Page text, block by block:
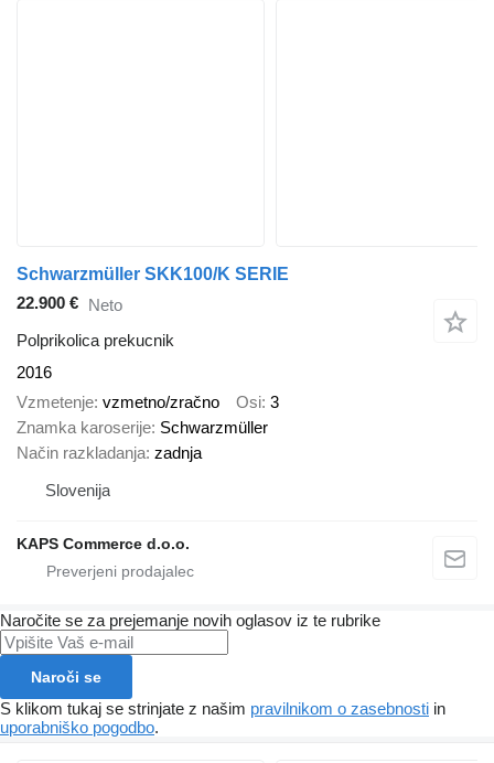
Schwarzmüller SKK100/K SERIE
22.900 € Neto
Polprikolica prekucnik
2016
Vzmetenje vzmetno/zračno Osi 3
Znamka karoserije Schwarzmüller
Način razkladanja zadnja
Slovenija
KAPS Commerce d.o.o.
Naročite se za prejemanje novih oglasov iz te rubrike
Naroči se
S klikom tukaj se strinjate z našim pravilnikom o zasebnosti in
uporabniško pogodbo.